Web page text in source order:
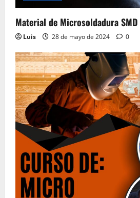
Material de Microsoldadura SMD
Luis 28 de mayo de 2024 0